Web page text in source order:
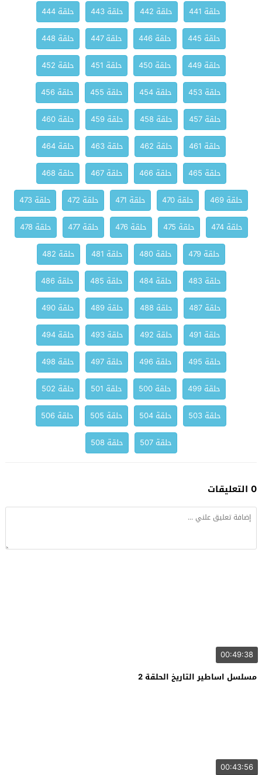
حلقة 441 حلقة 442 حلقة 443
حلقة 444
حلقة 445
حلقة 446 حلقة 447
حلقة 448
حلقة 449
حلقة 450 حلقة 451
حلقة 452
حلقة 453
حلقة 454 حلقة 455
حلقة 456
حلقة 457
حلقة 458 حلقة 459
حلقة 460
حلقة 461
حلقة 462 حلقة 463
حلقة 464
حلقة 465
حلقة 466 حلقة 467
حلقة 468
حلقة 469
حلقة 470 حلقة 471 حلقة 472
حلقة 473
حلقة 474
حلقة 475 حلقة 476 حلقة 477
حلقة 478
حلقة 479
حلقة 480 حلقة 481
حلقة 482
حلقة 483
حلقة 484 حلقة 485
حلقة 486
حلقة 487
حلقة 488 حلقة 489
حلقة 490
حلقة 491
حلقة 492 حلقة 493
حلقة 494
حلقة 495
حلقة 496 حلقة 497
حلقة 498
حلقة 499
حلقة 500 حلقة 501
حلقة 502
حلقة 503
حلقة 504 حلقة 505
حلقة 506
حلقة 507
حلقة 508
0 التعليقات
00:49:38
مسلسل اساطير التاريخ الحلقة 2
00:43:56